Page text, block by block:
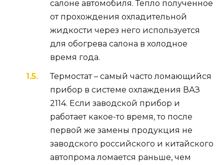
салоне автомобиля. Тепло полученное
от прохождения охладительной
жидкости через него используется
для обогрева салона в холодное
время года.
Термостат – самый часто ломающийся
прибор в системе охлаждения ВАЗ
2114. Если заводской прибор и
работает какое-то время, то после
первой же замены продукция не
заводского российского и китайского
автопрома ломается раньше, чем